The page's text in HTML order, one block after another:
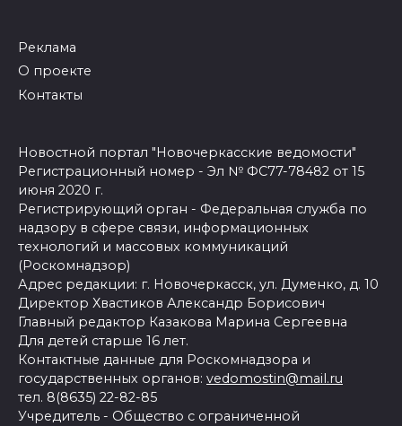
Реклама
О проекте
Контакты
Новостной портал "Новочеркасские ведомости"
Регистрационный номер - Эл № ФС77-78482 от 15
июня 2020 г.
Регистрирующий орган - Федеральная служба по
надзору в сфере связи, информационных
технологий и массовых коммуникаций
(Роскомнадзор)
Адрес редакции: г. Новочеркасск, ул. Думенко, д. 10
Директор Хвастиков Александр Борисович
Главный редактор Казакова Марина Сергеевна
Для детей старше 16 лет.
Контактные данные для Роскомнадзора и
государственных органов: vedomostin@mail.ru
тел. 8(8635) 22-82-85
Учредитель - Общество с ограниченной